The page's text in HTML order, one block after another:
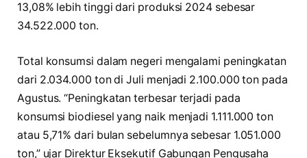
13,08% lebih tinggi dari produksi 2024 sebesar
34.522.000 ton.
Total konsumsi dalam negeri mengalami peningkatan
dari 2.034.000 ton di Juli menjadi 2.100.000 ton pada
Agustus. “Peningkatan terbesar terjadi pada
konsumsi biodiesel yang naik menjadi 1.111.000 ton
atau 5,71% dari bulan sebelumnya sebesar 1.051.000
ton,” ujar Direktur Eksekutif Gabungan Pengusaha